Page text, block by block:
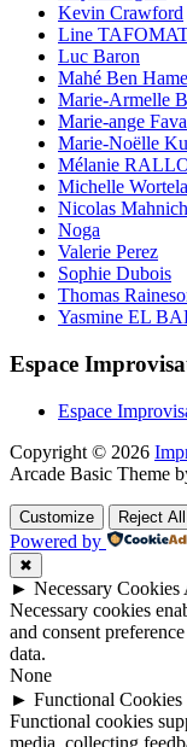
Kevin Crawford
Line
Luc Baron
Mahé Ben
Marie-Armelle
Marie-ange
Marie-Noëlle
Mélanie
Michelle
Nicolas Mahnich
Noga
Valerie Perez
Sophie Dubois
Thomas
Yasmine EL
Espace
Espace
Copyright © 2026
Arcade Basic Theme
Customize Reject All
Powered by
✖
► Necessary Cookies
Necessary cookies
and consent
data.
None
► Functional Cookies
Functional cookies
media, collecting